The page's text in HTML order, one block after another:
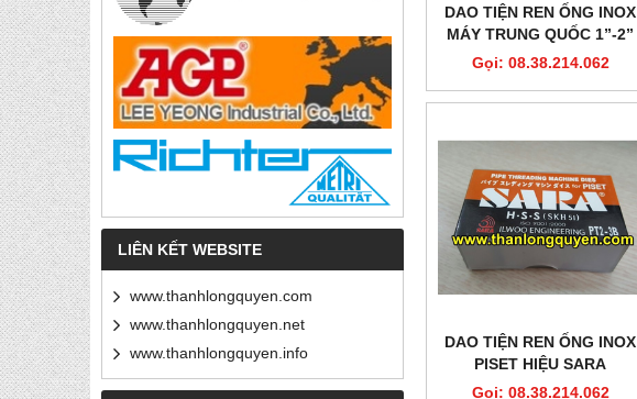
LIÊN KẾT WEBSITE
www.thanhlongquyen.com
www.thanhlongquyen.net
www.thanhlongquyen.info
DAO TIỆN REN ỐNG INOX
MÁY TRUNG QUỐC 1”-2”
HSS
Gọi: 08.38.214.062
DAO TIỆN REN ỐNG INOX
PISET HIỆU SARA
Gọi: 08.38.214.062